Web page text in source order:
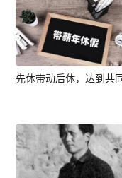
先休带动后休，达到共